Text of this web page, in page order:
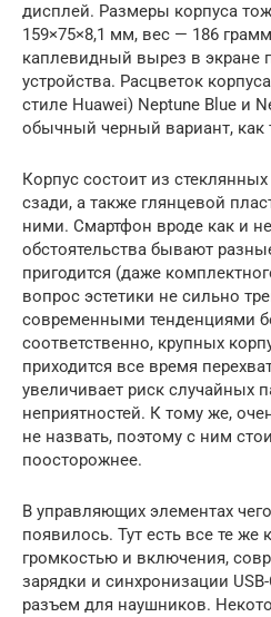
дисплей. Размеры корпуса
159×75×8,1 мм, вес — 186
каплевидный вырез в экране
устройства. Расцветок
стиле Huawei) Neptune Blue и
обычный черный вариант, как
Корпус состоит из
сзади, а также глянцевой
ними. Смартфон вроде как и
обстоятельства бывают
пригодится (даже
вопрос эстетики не сильно
современными тенденциями
соответственно, крупных
приходится все время
увеличивает риск случайных
неприятностей. К тому же,
не назвать, поэтому с ним
поосторожнее.
В управляющих элементах
появилось. Тут есть все те же
громкостью и включения,
зарядки и синхронизации
разъем для наушников.